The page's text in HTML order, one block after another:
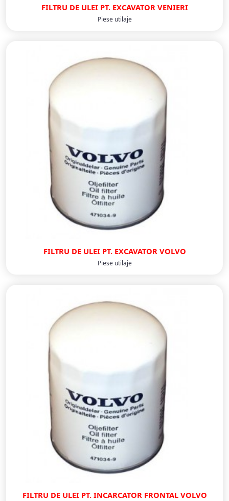
FILTRU DE ULEI PT. EXCAVATOR VENIERI
Piese utilaje
FILTRU DE ULEI PT. EXCAVATOR VOLVO
Piese utilaje
FILTRU DE ULEI PT. INCARCATOR FRONTAL VOLVO